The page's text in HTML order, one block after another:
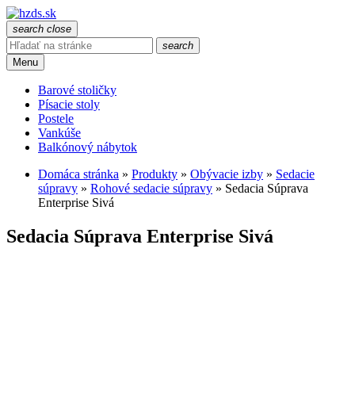
search close
search
Menu
Barové stoličky
Písacie stoly
Postele
Vankúše
Balkónový nábytok
Domáca stránka » Produkty » Obývacie izby » Sedacie
súpravy » Rohové sedacie súpravy » Sedacia Súprava
Enterprise Sivá
Sedacia Súprava Enterprise Sivá